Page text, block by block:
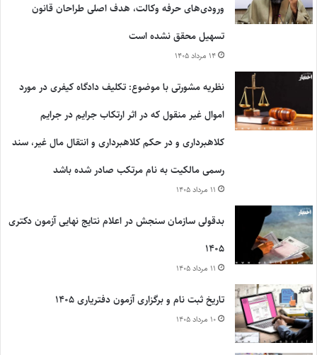
ورودی‌های حرفه وکالت، هدف اصلی طراحان قانون
تسهیل محقق نشده است
۱۴ مرداد ۱۴۰۵
نظریه مشورتی با موضوع: تکلیف دادگاه کیفری در مورد
اموال غیر منقول که در اثر ارتکاب جرایم در جرایم
کلاهبرداری و در حکم کلاهبرداری و انتقال مال غیر، سند
رسمی مالکیت به نام مرتکب صادر شده باشد
۱۱ مرداد ۱۴۰۵
بدقولی سازمان سنجش در اعلام نتایج نهایی آزمون دکتری
۱۴۰۵
۱۱ مرداد ۱۴۰۵
تاریخ ثبت نام و برگزاری آزمون دفتریاری ۱۴۰۵
۱۰ مرداد ۱۴۰۵